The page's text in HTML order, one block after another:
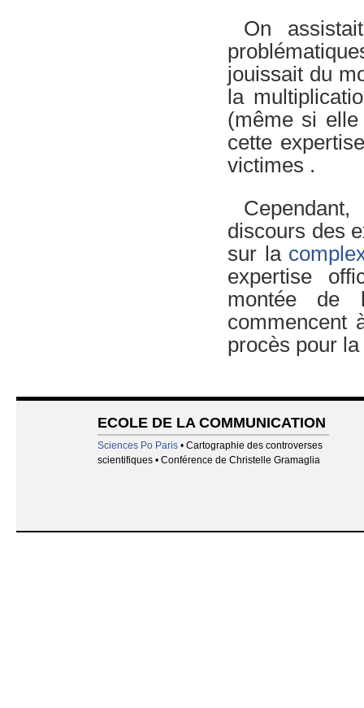
On
jouissait du
la
(même si
cette
victimes .
discours des
sur la
expertise
montée de
commencent
procès pour
ECOLE DE LA COMMUNICATION
Sciences Po Paris • Cartographie des controverses
scientifiques • Conférence de Christelle Gramaglia